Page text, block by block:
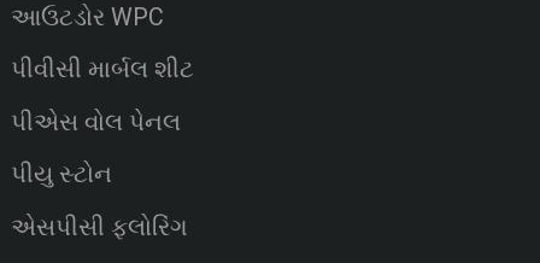
આઉટડોર WPC
પીવીસી માર્બલ શીટ
પીએસ વોલ પેનલ
પીયુ સ્ટોન
એસપીસી ફ્લોરિંગ